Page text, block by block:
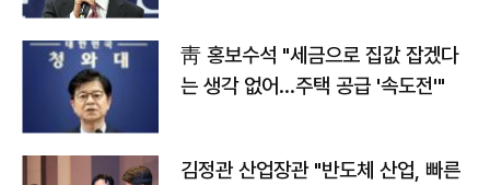
靑 홍보수석 "세금으로 집값 잡겠다
는 생각 없어…주택 공급 '속도전'"
김정관 산업장관 "반도체 산업, 빠른